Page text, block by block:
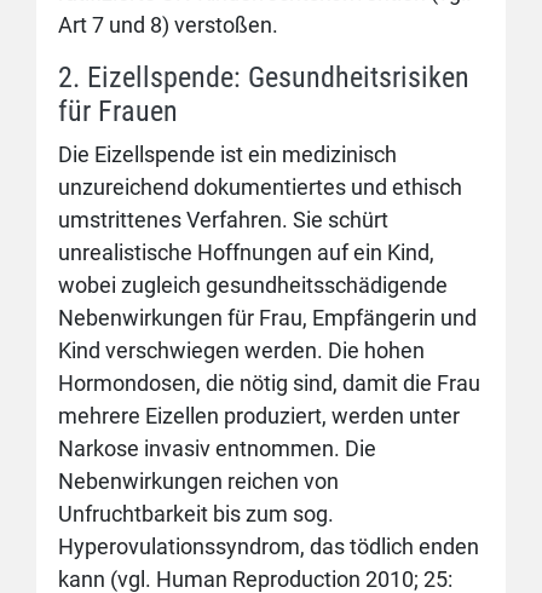
Art 7 und 8) verstoßen.
2. Eizellspende: Gesundheitsrisiken
für Frauen
Die Eizellspende ist ein medizinisch
unzureichend dokumentiertes und ethisch
umstrittenes Verfahren. Sie schürt
unrealistische Hoffnungen auf ein Kind,
wobei zugleich gesundheitsschädigende
Nebenwirkungen für Frau, Empfängerin und
Kind verschwiegen werden. Die hohen
Hormondosen, die nötig sind, damit die Frau
mehrere Eizellen produziert, werden unter
Narkose invasiv entnommen. Die
Nebenwirkungen reichen von
Unfruchtbarkeit bis zum sog.
Hyperovulationssyndrom, das tödlich enden
kann (vgl. Human Reproduction 2010; 25: